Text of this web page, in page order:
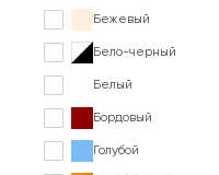
Бежевый
Бело-черный
Белый
Бордовый
Голубой